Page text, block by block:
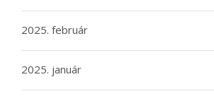
2025. február
2025. január